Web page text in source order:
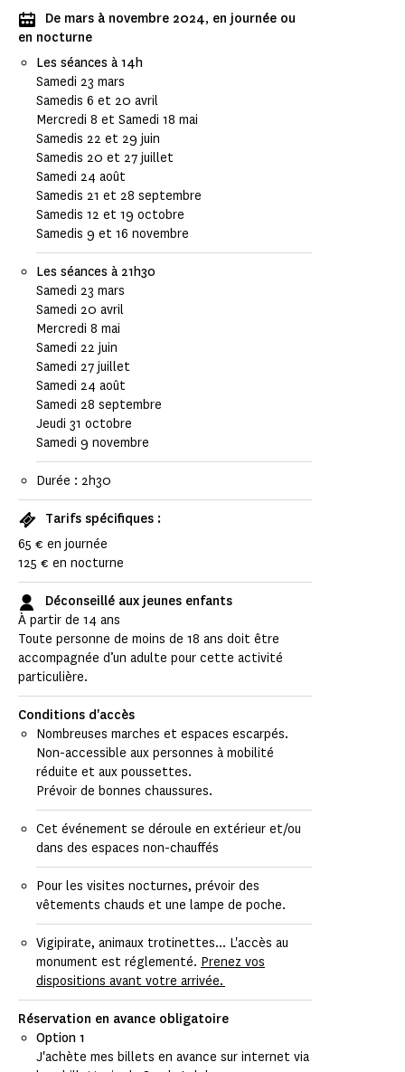
De mars à novembre 2024, en journée ou
en nocturne
Les séances à 14h
Samedi 23 mars
Samedis 6 et 20 avril
Mercredi 8 et Samedi 18 mai
Samedis 22 et 29 juin
Samedis 20 et 27 juillet
Samedi 24 août
Samedis 21 et 28 septembre
Samedis 12 et 19 octobre
Samedis 9 et 16 novembre
Les séances à 21h30
Samedi 23 mars
Samedi 20 avril
Mercredi 8 mai
Samedi 22 juin
Samedi 27 juillet
Samedi 24 août
Samedi 28 septembre
Jeudi 31 octobre
Samedi 9 novembre
Durée : 2h30
Tarifs spécifiques :
65 € en journée
125 € en nocturne
Déconseillé aux jeunes enfants
À partir de 14 ans
Toute personne de moins de 18 ans doit être
accompagnée d’un adulte pour cette activité
particulière.
Conditions d'accès
Nombreuses marches et espaces escarpés.
Non-accessible aux personnes à mobilité
réduite et aux poussettes.
Prévoir de bonnes chaussures.
Cet événement se déroule en extérieur et/ou
dans des espaces non-chauffés
Pour les visites nocturnes, prévoir des
vêtements chauds et une lampe de poche.
Vigipirate, animaux trotinettes... L'accès au
monument est réglementé. Prenez vos
dispositions avant votre arrivée.
Réservation en avance obligatoire
Option 1
J'achète mes billets en avance sur internet via